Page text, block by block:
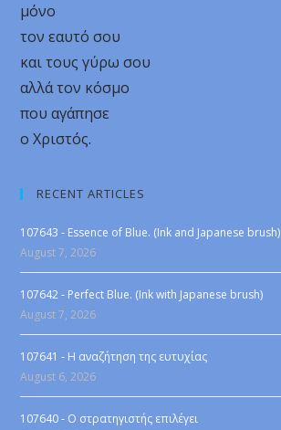
μόνο
τον εαυτό σου
και τους γύρω σου
αλλά τον κόσμο
που αγάπησε
ο Χριστός.
RECENT ARTICLES
107643 - Essence of Blue. (Ink and Japanese brush)
August 7, 2026
107642 - Perfect Blue. (Ink with Japanese brush)
August 7, 2026
107641 - Η αναζήτηση της ευτυχίας
August 6, 2026
107640 - Ο στρατηγιστής επιλέγει